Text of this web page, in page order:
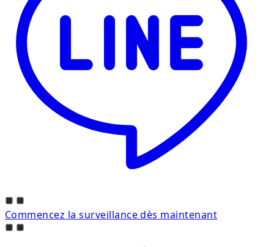
Commencez la surveillance dès maintenant